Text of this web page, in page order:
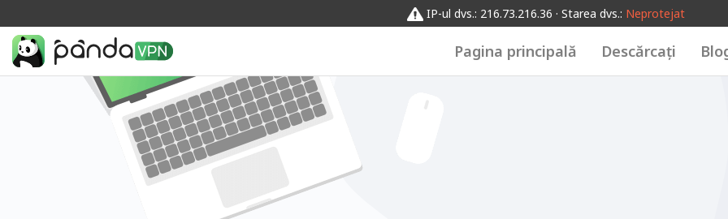
IP-ul dvs.: 216.73.216.36 · Starea dvs.: Neprotejat
Pagina principală Descărcați